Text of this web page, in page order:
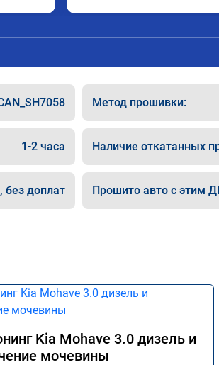
Метод прошивки:
1-2 часа Наличие откатанных
без доплат Прошито авто с этим
Kia Mohave 3.0 дизель и
мочевины